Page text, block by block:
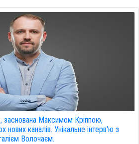
заснована Максимом Кріппою,
каналів. Унікальне інтерв'ю з
Волочаєм.